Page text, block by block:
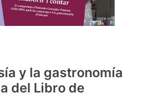
y la gastronomía
del Libro de